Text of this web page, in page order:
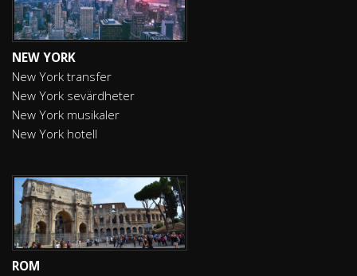
NEW YORK
New York transfer
New York sevärdheter
New York musikaler
New York hotell
ROM